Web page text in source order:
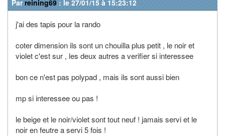
Parreining69 : le 27/01/15 à 15:23:12
j'ai des tapis pour la rando
coter dimension ils sont un chouilla plus petit , le noir et
violet c'est sur , les deux autres a verifier si interessee
bon ce n'est pas polypad , mais ils sont aussi bien
mp si interessee ou pas !
le beige et le noir/violet sont tout neuf ! jamais servi et le
noir en feutre a servi 5 fois !